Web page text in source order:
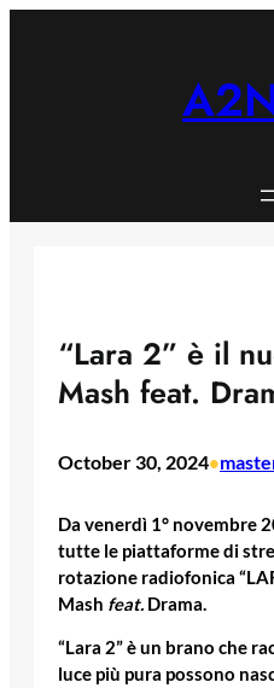
“Lara 2” è il
Mash feat.
October 30, 2024•
Da venerdì 1° novembre
tutte le piattaforme di
rotazione radiofonica
Mash feat. Drama.
“Lara 2” è un brano che
luce più pura possono